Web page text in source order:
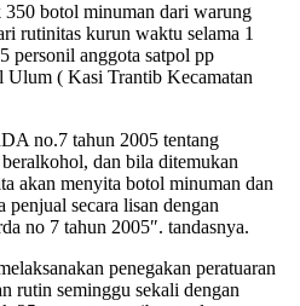
botol minuman dari warung
rutinitas kurun waktu selama 1
personil anggota satpol pp
Ulum ( Kasi Trantib Kecamatan
no.7 tahun 2005 tentang
dan bila ditemukan
akan menyita botol minuman dan
penjual secara lisan dengan
no 7 tahun 2005″. tandasnya.
penegakan peratuaran
rutin seminggu sekali dengan